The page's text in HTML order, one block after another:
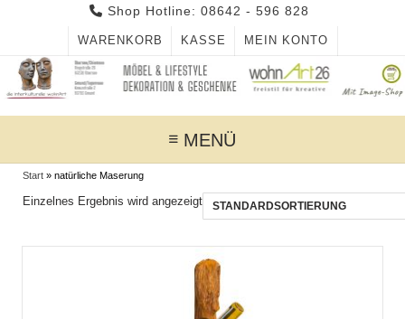
Shop Hotline: 08642 - 596 828
WARENKORB KASSE MEIN KONTO
MENÜ
Start » natürliche Maserung
Einzelnes Ergebnis wird angezeigt